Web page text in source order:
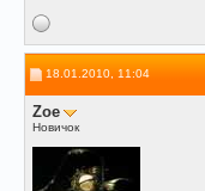
18.01.2010, 11:04
Zoe
Новичок